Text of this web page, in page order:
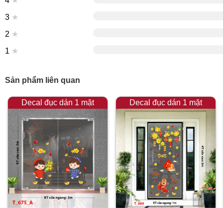
3 ★
2 ★
1 ★
Sản phẩm liên quan
Decal đục dán 1 mặt Decal đục dán 1 mặt